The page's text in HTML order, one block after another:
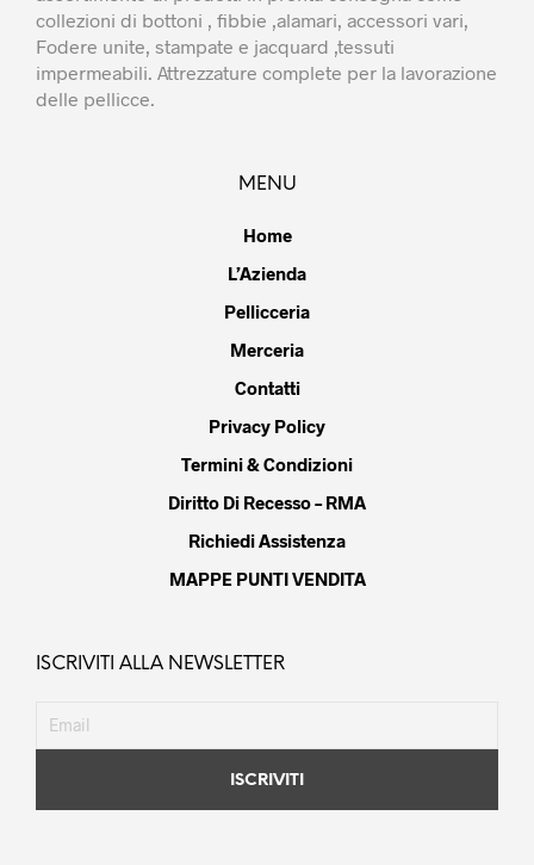
collezioni di bottoni , fibbie ,alamari, accessori vari,
Fodere unite, stampate e jacquard ,tessuti
impermeabili. Attrezzature complete per la lavorazione
delle pellicce.
MENU
Home
L’Azienda
Pellicceria
Merceria
Contatti
Privacy Policy
Termini & Condizioni
Diritto Di Recesso – RMA
Richiedi Assistenza
MAPPE PUNTI VENDITA
ISCRIVITI ALLA NEWSLETTER